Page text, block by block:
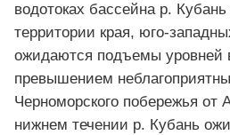
водотоках бассейна р.
территории края, юго-
ожидаются подъемы уровней
превышением
Черноморского побережья от
нижнем течении р. Кубань